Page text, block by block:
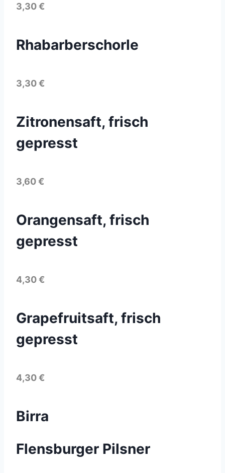
3,30 €
Rhabarberschorle
3,30 €
Zitronensaft, frisch
gepresst
3,60 €
Orangensaft, frisch
gepresst
4,30 €
Grapefruitsaft, frisch
gepresst
4,30 €
Birra
Flensburger Pilsner